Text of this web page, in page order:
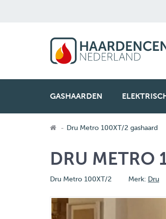
GASHAARDEN
Dru Metro 100XT/2 gashaard
DRU METRO
Dru Metro 100XT/2 Merk: Dru